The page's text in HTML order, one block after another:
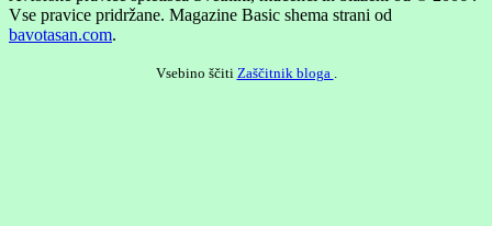
Vse pravice pridržane. Magazine Basic shema strani od
bavotasan.com.
Vsebino ščiti Zaščitnik bloga .